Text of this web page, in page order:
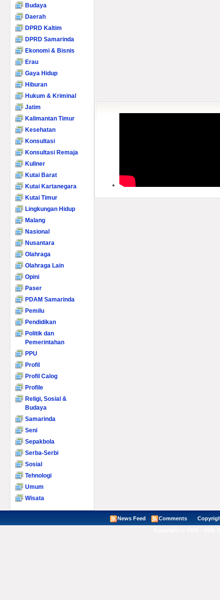
Budaya
Daerah
DPRD Kaltim
DPRD Samarinda
Ekonomi & Bisnis
Erau
Gaya Hidup
Hiburan
Hukum & Kriminal
Jatim
Kalimantan Timur
Kesehatan
Konsultasi
Konsultasi Remaja
Kuliner
Kutai Barat
Kutai Kartanegara
Kutai Timur
Lingkungan Hidup
Malang
Nasional
Nusantara
Olahraga
Olahraga Lain
Opini
Paser
PDAM Samarinda
Pemilu
Pendidikan
Politik dan
Pemerintahan
PPU
Profil
Profil Calog
Profile
Religi, Sosial &
Budaya
Samarinda
Seni
Sepakbola
Serba-Serbi
Sosial
Tehnologi
Umum
Wisata
News Feed Comments Copyright